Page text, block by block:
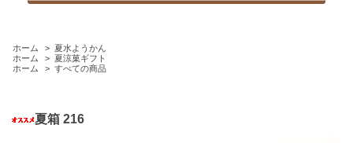
ホーム > 夏水ようかん
ホーム
> 夏涼菓ギフト
ホーム
> すべての商品
夏箱 216